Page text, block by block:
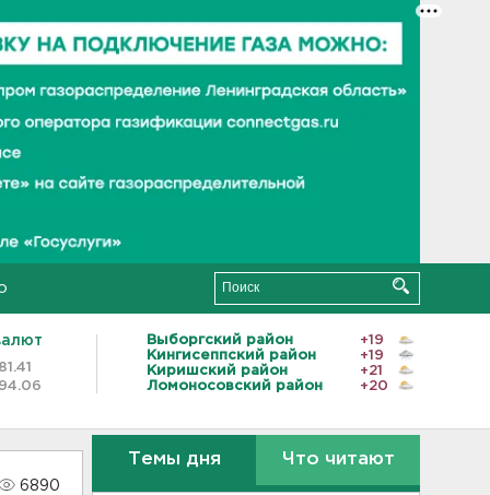
Выборгский район
+19
Кингисеппский район
+19
Киришский район
+21
Ломоносовский район
+20
6890
Темы дня Что читают